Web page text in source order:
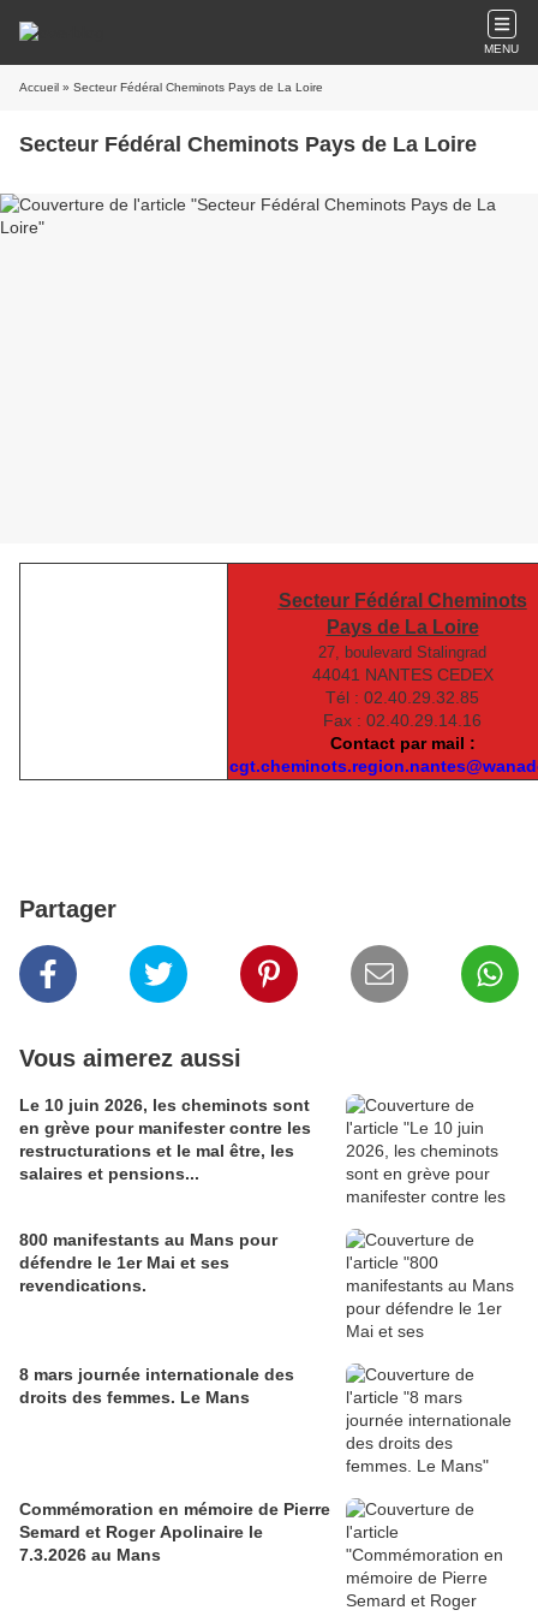
MENU
Accueil » Secteur Fédéral Cheminots Pays de La Loire
Secteur Fédéral Cheminots Pays de La Loire
Secteur Fédéral Cheminots
Pays de La Loire
27, boulevard Stalingrad
44041 NANTES CEDEX
Tél : 02.40.29.32.85
Fax : 02.40.29.14.16
Contact par mail :
Partager
Vous aimerez aussi
Le 10 juin 2026, les cheminots sont
en grève pour manifester contre les
restructurations et le mal être, les
salaires et pensions...
800 manifestants au Mans pour
défendre le 1er Mai et ses
revendications.
8 mars journée internationale des
droits des femmes. Le Mans
Commémoration en mémoire de Pierre
Semard et Roger Apolinaire le
7.3.2026 au Mans